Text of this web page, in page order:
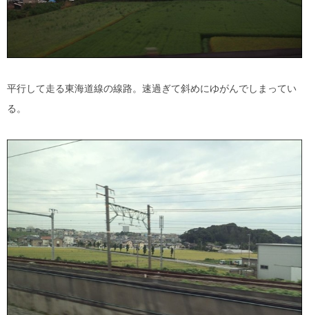
平行して走る東海道線の線路。速過ぎて斜めにゆがんでしまってい
る。